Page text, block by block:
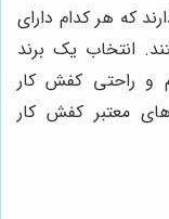
که هر کدام دارای
انتخاب یک برند
و راحتی کفش کار
معتبر کفش کار